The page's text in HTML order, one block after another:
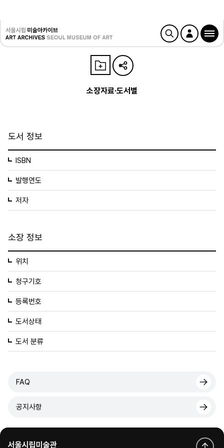
소장자료·도서별
도서 정보
ISBN
발행연도
저자
소장 정보
위치
청구기호
등록번호
도서상태
도서 분류
FAQ
공지사항